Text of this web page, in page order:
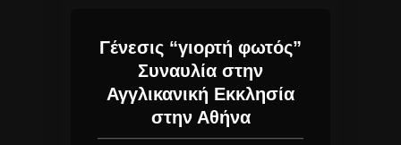
Γένεσις “γιορτή φωτός”
Συναυλία στην
Αγγλικανική Εκκλησία
στην Αθήνα